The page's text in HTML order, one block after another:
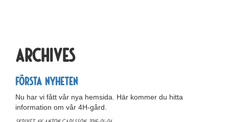
Archives
Första nyheten
Nu har vi fått vår nya hemsida. Här kommer du hitta
information om vår 4H-gård.